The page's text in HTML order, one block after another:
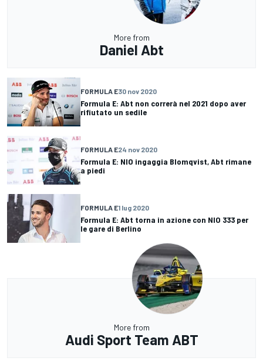
More from
Daniel Abt
FORMULA E30 nov 2020
Formula E: Abt non correrà nel 2021 dopo aver
rifiutato un sedile
FORMULA E24 nov 2020
Formula E: NIO ingaggia Blomqvist, Abt rimane
a piedi
FORMULA E1 lug 2020
Formula E: Abt torna in azione con NIO 333 per
le gare di Berlino
More from
Audi Sport Team ABT